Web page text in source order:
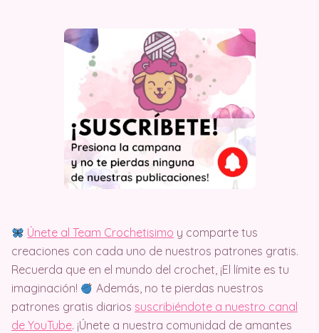
Únete al Team Crochetisimo y comparte tus
creaciones con cada uno de nuestros patrones gratis.
Recuerda que en el mundo del crochet, ¡El límite es tu
imaginación!
Además, no te pierdas nuestros
patrones gratis diarios suscribiéndote a nuestro canal
de YouTube. ¡Únete a nuestra comunidad de amantes